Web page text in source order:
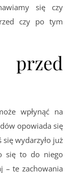
się czy
czy po tym
wpłynąć na
opowiada się
wydarzyło już
się to do niego
– te zachowania